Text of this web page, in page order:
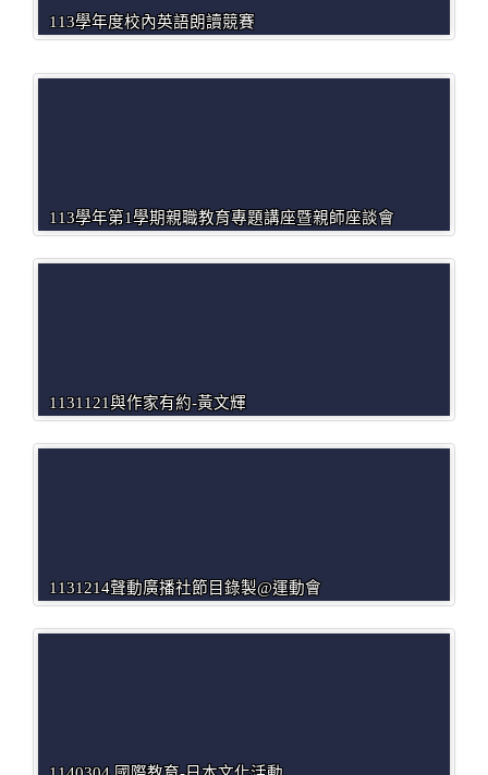
113學年度校內英語朗讀競賽
113學年第1學期親職教育專題講座暨親師座談會
1131121與作家有約-黃文輝
1131214聲動廣播社節目錄製@運動會